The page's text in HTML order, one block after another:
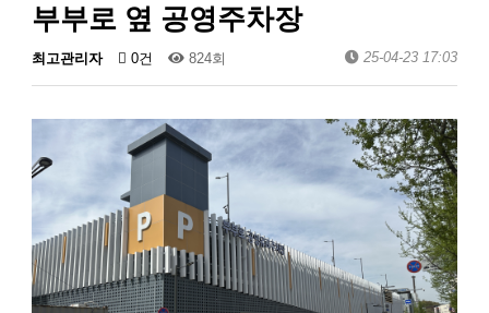
부부로 옆 공영주차장
최고관리자 0건 824회 25-04-23 17:03